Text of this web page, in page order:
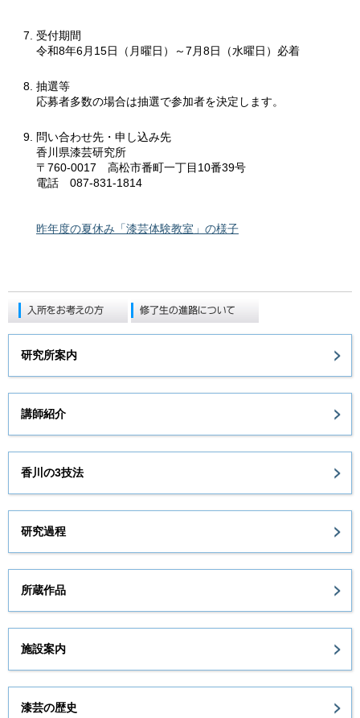
受付期間
令和8年6月15日（月曜日）～7月8日（水曜日）必着
抽選等
応募者多数の場合は抽選で参加者を決定します。
問い合わせ先・申し込み先
香川県漆芸研究所
〒760-0017 高松市番町一丁目10番39号
電話 087-831-1814
昨年度の夏休み「漆芸体験教室」の様子
研究所案内
講師紹介
香川の3技法
研究過程
所蔵作品
施設案内
漆芸の歴史